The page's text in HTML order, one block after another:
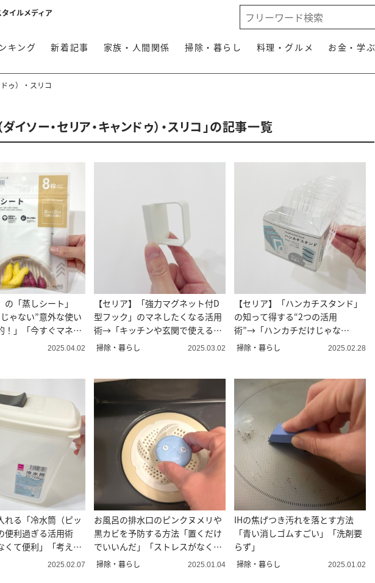
イルメディア
キング 新着記事 家族・人間関係 掃除・暮らし 料理・グルメ お金・学ぶ
ゥ）・スリコ
ダイソー・セリア・キャンドゥ）・スリコ」の記事一覧
の「蒸しシート」
ゃない”意外な使い
」「今すぐマネし
2025.04.02
【セリア】「強力マグネット付D
型フック」のマネしたくなる活用
術→「キッチンや玄関で使える」
「ほしい」
掃除・暮らし 2025.03.02
【セリア】「ハンカチスタンド」
の知って得する“2つの活用
術”→「ハンカチだけじゃな
い！」「マネする」
掃除・暮らし 2025.02.28
れる「冷水筒（ピッ
便利過ぎる活用術
て便利」「考えた
2025.02.07
お風呂の排水口のピンクヌメリや
黒カビを予防する方法「置くだけ
でいいんだ」「ストレスがなくな
る」
掃除・暮らし 2025.01.04
IHの焦げつき汚れを落とす方法
「青い消しゴムすごい」「洗剤要
らず」
掃除・暮らし 2025.01.02